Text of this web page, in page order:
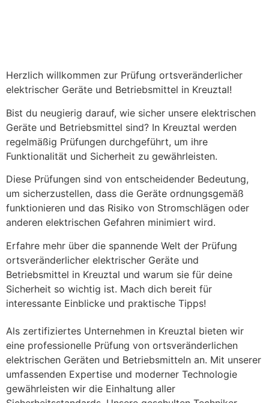
Herzlich willkommen zur Prüfung ortsveränderlicher
elektrischer Geräte und Betriebsmittel in Kreuztal!
Bist du neugierig darauf, wie sicher unsere elektrischen
Geräte und Betriebsmittel sind? In Kreuztal werden
regelmäßig Prüfungen durchgeführt, um ihre
Funktionalität und Sicherheit zu gewährleisten.
Diese Prüfungen sind von entscheidender Bedeutung,
um sicherzustellen, dass die Geräte ordnungsgemäß
funktionieren und das Risiko von Stromschlägen oder
anderen elektrischen Gefahren minimiert wird.
Erfahre mehr über die spannende Welt der Prüfung
ortsveränderlicher elektrischer Geräte und
Betriebsmittel in Kreuztal und warum sie für deine
Sicherheit so wichtig ist. Mach dich bereit für
interessante Einblicke und praktische Tipps!
Als zertifiziertes Unternehmen in Kreuztal bieten wir
eine professionelle Prüfung von ortsveränderlichen
elektrischen Geräten und Betriebsmitteln an. Mit unserer
umfassenden Expertise und moderner Technologie
gewährleisten wir die Einhaltung aller